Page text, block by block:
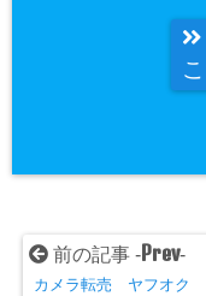
前の記事 - Prev-
カメラ転売 ヤフオク